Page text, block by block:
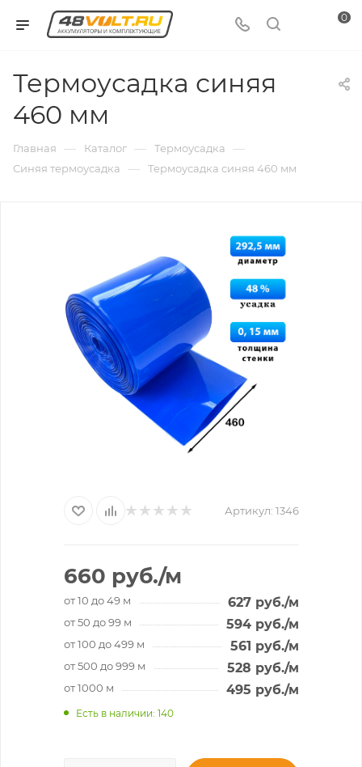
0
Термоусадка синяя
460 мм
Главная — Каталог — Термоусадка —
Синяя термоусадка — Термоусадка синяя 460 мм
Артикул: 1346
660 руб./м
от 10 до 49 м 627руб./м
от 50 до 99 м 594руб./м
от 100 до 499 м 561 руб./м
от 500 до 999 м 528 руб./м
от 1000 м 495 руб./м
Есть в наличии: 140